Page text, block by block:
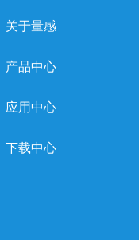
关于量感
产品中心
应用中心
下载中心